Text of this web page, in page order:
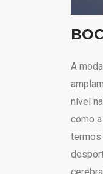
A
nível
como
termos